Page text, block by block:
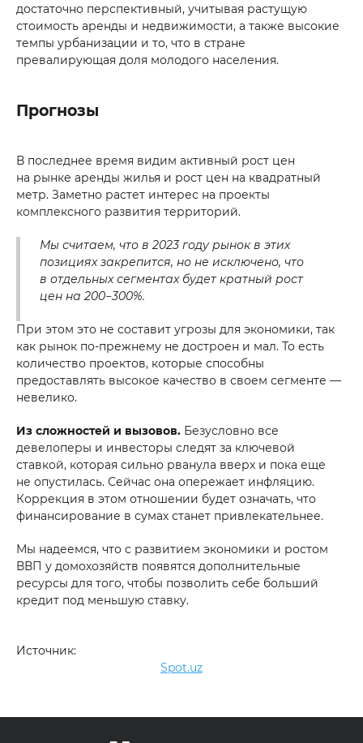
достаточно перспективный, учитывая растущую
стоимость аренды и недвижимости, а также высокие
темпы урбанизации и то, что в стране
превалирующая доля молодого населения.
Прогнозы
В последнее время видим активный рост цен
на рынке аренды жилья и рост цен на квадратный
метр. Заметно растет интерес на проекты
комплексного развития территорий.
Мы считаем, что в 2023 году рынок в этих
позициях закрепится, но не исключено, что
в отдельных сегментах будет кратный рост
цен на 200−300%.
При этом это не составит угрозы для экономики, так
как рынок по-прежнему не достроен и мал. То есть
количество проектов, которые способны
предоставлять высокое качество в своем сегменте —
невелико.
Из сложностей и вызовов. Безусловно все
девелоперы и инвесторы следят за ключевой
ставкой, которая сильно рванула вверх и пока еще
не опустилась. Сейчас она опережает инфляцию.
Коррекция в этом отношении будет означать, что
финансирование в сумах станет привлекательнее.
Мы надеемся, что с развитием экономики и ростом
ВВП у домохозяйств появятся дополнительные
ресурсы для того, чтобы позволить себе больший
кредит под меньшую ставку.
Источник:
Spot.uz